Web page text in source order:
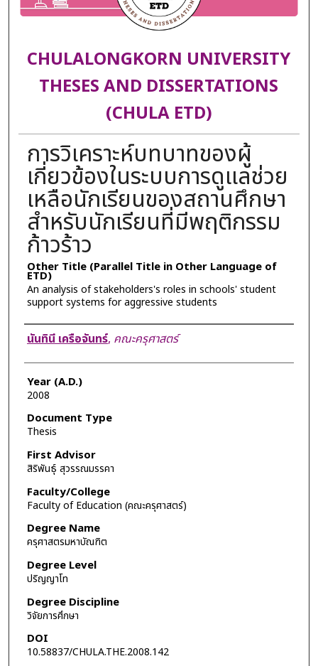
CHULALONGKORN UNIVERSITY
THESES AND DISSERTATIONS
(CHULA ETD)
การวิเคราะห์บทบาทของผู้
เกี่ยวข้องในระบบการดูแลช่วย
เหลือนักเรียนของสถานศึกษา
สำหรับนักเรียนที่มีพฤติกรรม
ก้าวร้าว
Other Title (Parallel Title in Other Language of
ETD)
An analysis of stakeholders's roles in schools' student
support systems for aggressive students
Author
นันทินี เครือจันทร์, คณะครุศาสตร์
Year (A.D.)
2008
Document Type
Thesis
First Advisor
สิริพันธุ์ สุวรรณมรรคา
Faculty/College
Faculty of Education (คณะครุศาสตร์)
Degree Name
ครุศาสตรมหาบัณฑิต
Degree Level
ปริญญาโท
Degree Discipline
วิจัยการศึกษา
DOI
10.58837/CHULA.THE.2008.142